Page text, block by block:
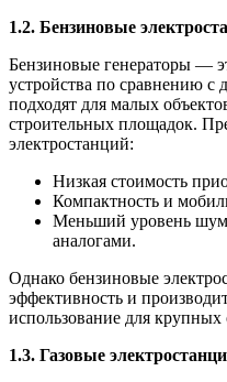
1.2. Бензиновые
Бензиновые генераторы —
устройства по сравнению
подходят для малых
строительных площадок.
электростанций:
Низкая стоимость
Компактность и
Меньший уровень
аналогами.
Однако бензиновые
эффективность и
использование для крупных
1.3. Газовые